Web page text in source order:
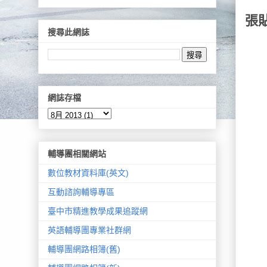
張
搜尋此網誌
網誌存檔
輔導團相關網站
數位教材資料庫(英文)
互動諮詢輔導專區
臺中市精進教學成果追蹤網
英語輔導團專業社群網
輔導團網路相簿(舊)